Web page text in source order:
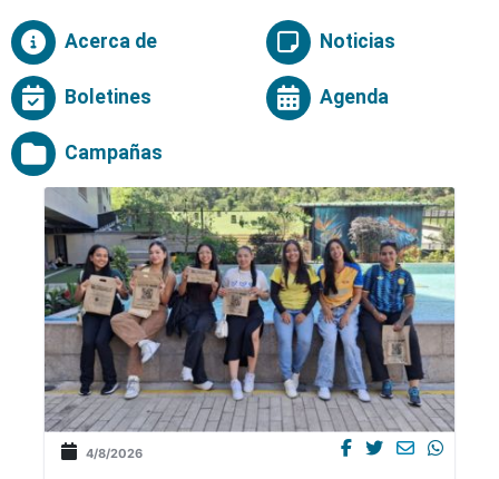
Acerca de Noticias
Boletines Agenda
Campañas
4/8/2026